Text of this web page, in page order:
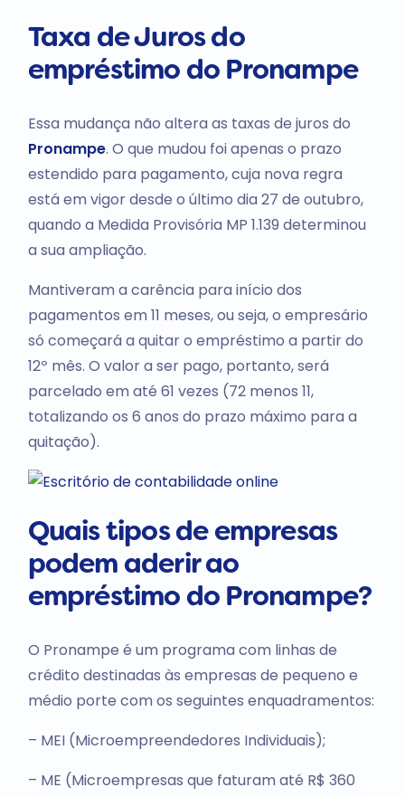
Taxa de Juros do
empréstimo do Pronampe
Essa mudança não altera as taxas de juros do
Pronampe. O que mudou foi apenas o prazo
estendido para pagamento, cuja nova regra
está em vigor desde o último dia 27 de outubro,
quando a Medida Provisória MP 1.139 determinou
a sua ampliação.
Mantiveram a carência para início dos
pagamentos em 11 meses, ou seja, o empresário
só começará a quitar o empréstimo a partir do
12º mês. O valor a ser pago, portanto, será
parcelado em até 61 vezes (72 menos 11,
totalizando os 6 anos do prazo máximo para a
quitação).
Quais tipos de empresas
podem aderir ao
empréstimo do Pronampe?
O Pronampe é um programa com linhas de
crédito destinadas às empresas de pequeno e
médio porte com os seguintes enquadramentos:
– MEI (Microempreendedores Individuais);
– ME (Microempresas que faturam até R$ 360